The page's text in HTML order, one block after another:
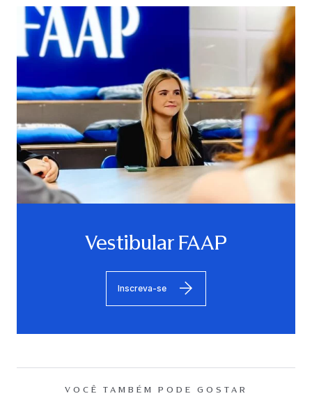
Vestibular FAAP
Inscreva-se
VOCÊ TAMBÉM PODE GOSTAR